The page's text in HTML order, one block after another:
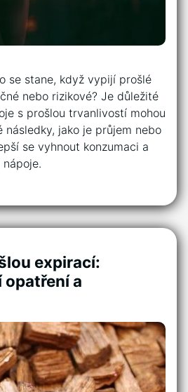
se stane, když vypijí prošlé
nebo rizikové? Je důležité
s prošlou trvanlivostí mohou
následky, jako je průjem nebo
se vyhnout konzumaci a
expirací:
a